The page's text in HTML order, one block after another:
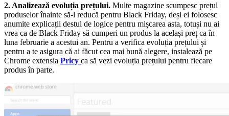
2. Analizează evoluția prețului. Multe magazine scumpesc prețul
produselor înainte să-l reducă pentru Black Friday, deși ei folosesc
anumite explicații destul de logice pentru mișcarea asta, totuși nu ai
vrea ca de Black Friday să cumperi un produs la același preț ca în
luna februarie a acestui an. Pentru a verifica evoluția prețului și
pentru a te asigura că ai făcut cea mai bună alegere, instalează pe
Chrome extensia Pricy ca să vezi evoluția prețului pentru fiecare
produs în parte.